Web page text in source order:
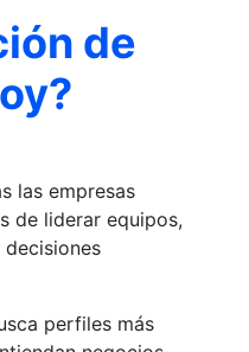
de
las empresas
de liderar equipos,
perfiles más